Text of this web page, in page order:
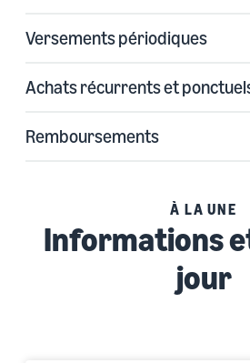
Versements périodiques
Achats récurrents et
Remboursements
À LA UNE
Informations
jour